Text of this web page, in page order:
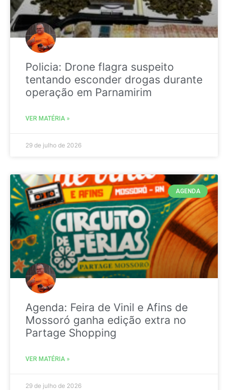
Policia: Drone flagra suspeito
tentando esconder drogas durante
operação em Parnamirim
VER MATÉRIA »
29 de julho de 2026
AGENDA
Agenda: Feira de Vinil e Afins de
Mossoró ganha edição extra no
Partage Shopping
VER MATÉRIA »
29 de julho de 2026